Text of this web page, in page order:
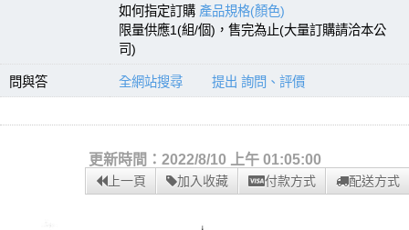
如何指定訂購 產品規格(顏色)
限量供應1(組/個)，售完為止(大量訂購請洽本公
司)
問與答 全網站搜尋 提出 詢問、評價
更新時間：2022/8/10 上午 01:05:00
上一頁 加入收藏 付款方式 配送方式